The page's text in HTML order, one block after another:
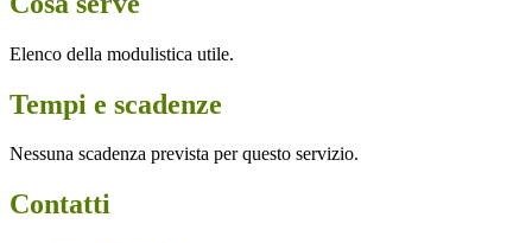
Elenco della modulistica utile.
Tempi e scadenze
Nessuna scadenza prevista per questo servizio.
Contatti